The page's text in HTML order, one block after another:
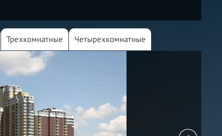
Трехкомнатные Четырехкомнатные